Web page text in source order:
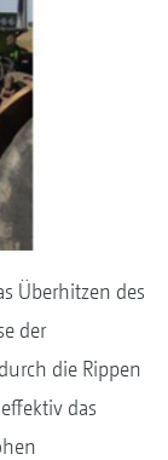
Überhitzen des
der
die Rippen
das